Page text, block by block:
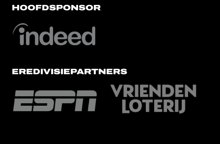
HOOFDSPONSOR
EREDIVISIEPARTNERS